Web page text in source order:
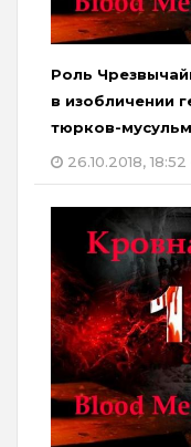
Роль
в изобличении
тюрков-
26.10.2018, 18:52